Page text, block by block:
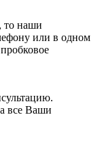
то наши
или в одном
все Ваши